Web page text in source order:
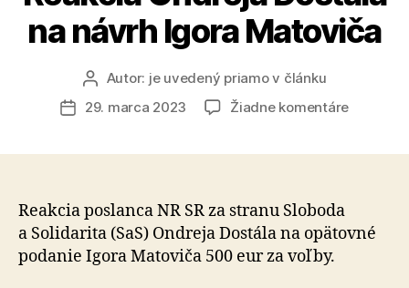
na návrh Igora Matoviča
Autor
článku
Autor: je uvedený priamo v článku
Dátum
29. marca 2023 Žiadne komentárena
Igora
Reakcia poslanca NR SR za stranu Sloboda
a Solidarita (SaS) Ondreja Dostála na opätovné
podanie Igora Matoviča 500 eur za voľby.